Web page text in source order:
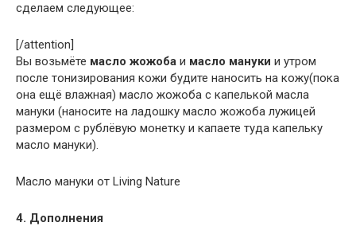
сделаем следующее:
[/attention]
Вы возьмёте масло жожоба и масло мануки и утром
после тонизирования кожи будите наносить на кожу(пока
она ещё влажная) масло жожоба с капелькой масла
мануки (наносите на ладошку масло жожоба лужицей
размером с рублёвую монетку и капаете туда капельку
масло мануки).
Масло мануки от Living Nature
4. Дополнения